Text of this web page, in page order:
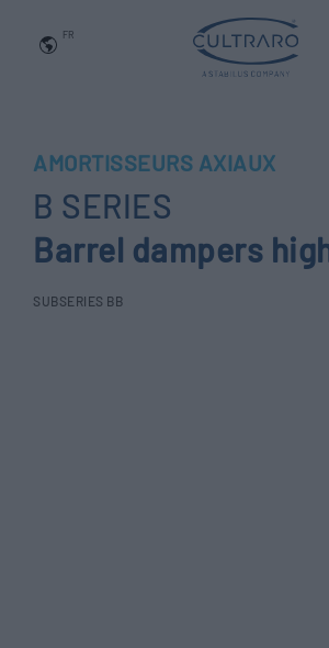
FR
NEWS
BLOG
AMORTISSEURS AXIAUX
B SERIES
Barrel dampers
SUBSERIES BB